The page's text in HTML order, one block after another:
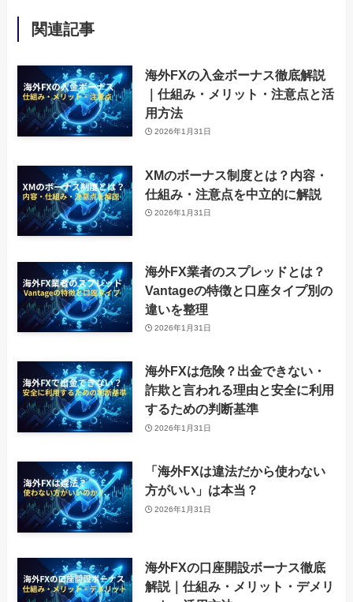
関連記事
海外FXの入金ボーナス徹底解説
｜仕組み・メリット・注意点と活
用方法
2026年1月31日
XMのボーナス制度とは？内容・
仕組み・注意点を中立的に解説
2026年1月31日
海外FX業者のスプレッドとは？
Vantageの特徴と口座タイプ別の
違いを整理
2026年1月31日
海外FXは危険？出金できない・
詐欺と言われる理由と安全に利用
するための判断基準
2026年1月31日
「海外FXは違法だから使わない
方がいい」は本当？
2026年1月31日
海外FXの口座開設ボーナス徹底
解説｜仕組み・メリット・デメリ